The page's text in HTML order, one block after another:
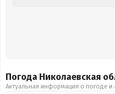
Погода Николаевская
Актуальная информация о погоде